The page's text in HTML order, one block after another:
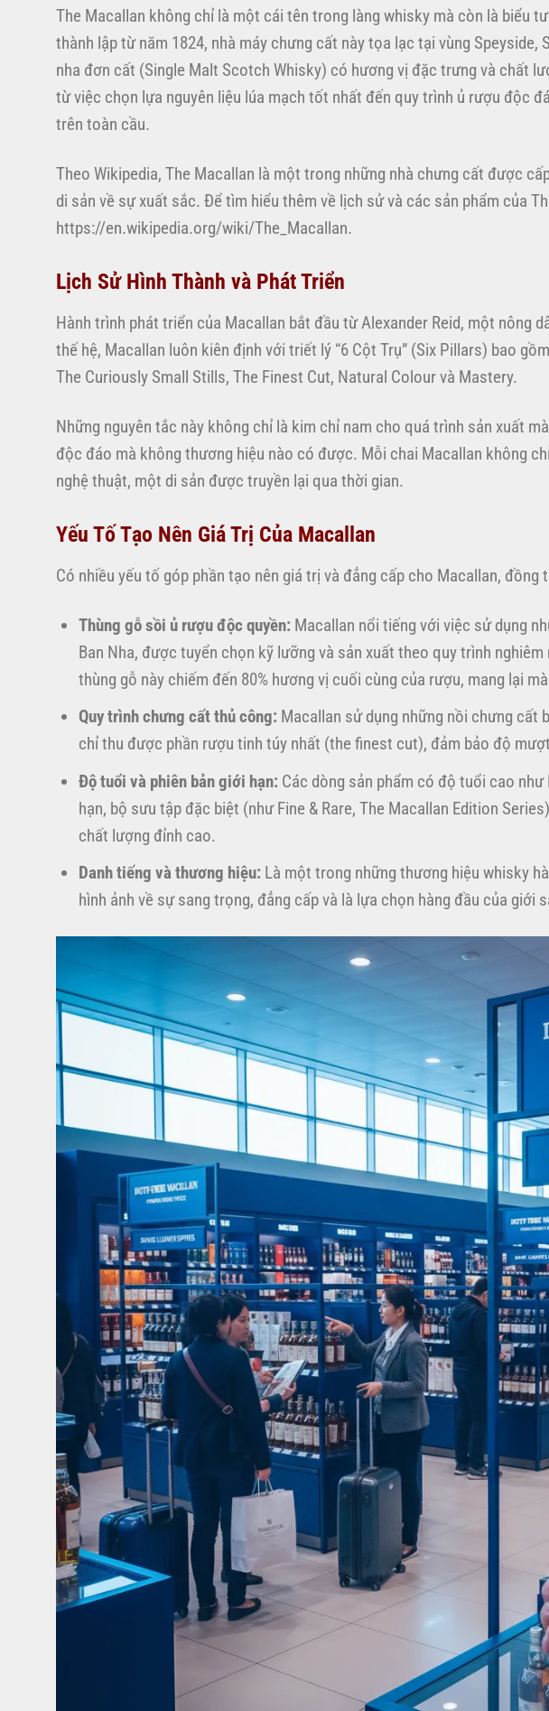
The Macallan không chỉ là một cái tên trong làng whisky mà còn là biểu
thành lập từ năm 1824, nhà máy chưng cất này tọa lạc tại vùng
nha đơn cất (Single Malt Scotch Whisky) có hương vị đặc trưng và chất
từ việc chọn lựa nguyên liệu lúa mạch tốt nhất đến quy trình ủ rượu độc
trên toàn cầu.
Theo Wikipedia, The Macallan là một trong những nhà chưng cất được
di sản về sự xuất sắc. Để tìm hiểu thêm về lịch sử và các sản phẩm của
https://en.wikipedia.org/wiki/The_Macallan.
Lịch Sử Hình Thành và Phát Triển
Hành trình phát triển của Macallan bắt đầu từ Alexander Reid, một nông
thế hệ, Macallan luôn kiên định với triết lý “6 Cột Trụ” (Six Pillars) bao
The Curiously Small Stills, The Finest Cut, Natural Colour và Mastery.
Những nguyên tắc này không chỉ là kim chỉ nam cho quá trình sản xuất
độc đáo mà không thương hiệu nào có được. Mỗi chai Macallan không
nghệ thuật, một di sản được truyền lại qua thời gian.
Yếu Tố Tạo Nên Giá Trị Của Macallan
Có nhiều yếu tố góp phần tạo nên giá trị và đẳng cấp cho Macallan,
Thùng gỗ sồi ủ rượu độc quyền: Macallan nổi tiếng với việc sử dụng
Ban Nha, được tuyển chọn kỹ lưỡng và sản xuất theo quy trình
thùng gỗ này chiếm đến 80% hương vị cuối cùng của rượu, mang lại
Quy trình chưng cất thủ công: Macallan sử dụng những nồi chưng cất
chỉ thu được phần rượu tinh túy nhất (the finest cut), đảm bảo độ
Độ tuổi và phiên bản giới hạn: Các dòng sản phẩm có độ tuổi cao
hạn, bộ sưu tập đặc biệt (như Fine & Rare, The Macallan Edition
chất lượng đỉnh cao.
Danh tiếng và thương hiệu: Là một trong những thương hiệu whisky
hình ảnh về sự sang trọng, đẳng cấp và là lựa chọn hàng đầu của giới